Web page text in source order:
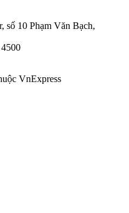
số 10 Phạm Văn Bạch,
VnExpress